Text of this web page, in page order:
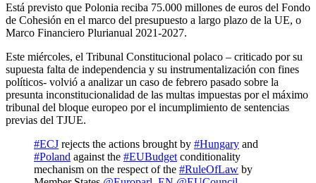
Está previsto que Polonia reciba 75.000 millones de euros del Fondo
de Cohesión en el marco del presupuesto a largo plazo de la UE, o
Marco Financiero Plurianual 2021-2027.
Este miércoles, el Tribunal Constitucional polaco – criticado por su
supuesta falta de independencia y su instrumentalización con fines
políticos- volvió a analizar un caso de febrero pasado sobre la
presunta inconstitucionalidad de las multas impuestas por el máximo
tribunal del bloque europeo por el incumplimiento de sentencias
previas del TJUE.
#ECJ rejects the actions brought by #Hungary and
#Poland against the #EUBudget conditionality
mechanism on the respect of the #RuleOfLaw by